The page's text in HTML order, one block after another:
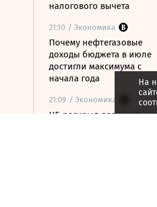
налогового вычета
21:10 / Экономика
Почему нефтегазовые
доходы бюджета в июле
достигли максимума с
начала года
21:09 / Экономика
ЦБ раскрыл аргументы
На